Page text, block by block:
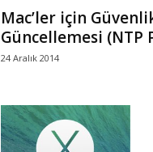
Mac’ler için
Güncellemesi (NTP
24 Aralık 2014